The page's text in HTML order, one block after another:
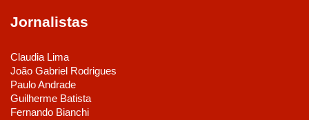
Jornalistas
Claudia Lima
João Gabriel Rodrigues
Paulo Andrade
Guilherme Batista
Fernando Bianchi